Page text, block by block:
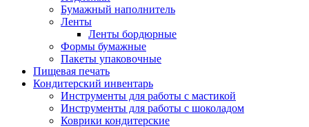
Бумажный наполнитель
Ленты
Ленты бордюрные
Формы бумажные
Пакеты упаковочные
Пищевая печать
Кондитерский инвентарь
Инструменты для работы с мастикой
Инструменты для работы с шоколадом
Коврики кондитерские